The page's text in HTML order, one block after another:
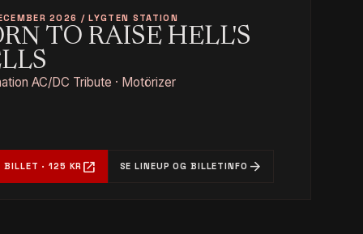
2026 / LYGTEN STATION
TO RAISE HELL'S
AC/DC Tribute · Motörizer
BILLET · 125 KR open_in_new SE LINEUP OG BILLETINFO arrow_forward